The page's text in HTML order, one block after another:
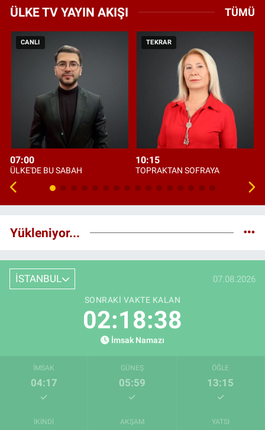
ÜLKE TV YAYIN AKIŞI TÜMÜ
CANLI
07:00
ÜLKE'DE BU SABAH
TEKRAR
10:15
TOPRAKTAN SOFRAYA
Yükleniyor...
İSTANBUL 07.08.2026
SONRAKI VAKTE KALAN
02:18:37
İmsak Namazı
İMSAK
04:17
GÜNEŞ
05:59
ÖĞLE
13:15
İKINDI AKŞAM YATSI